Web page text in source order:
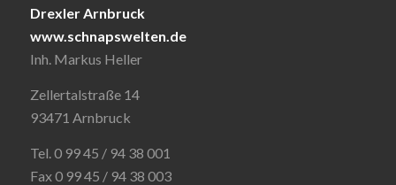
Drexler Arnbruck
www.schnapswelten.de
Inh. Markus Heller
Zellertalstraße 14
93471 Arnbruck
Tel. 0 99 45 / 94 38 001
Fax 0 99 45 / 94 38 003